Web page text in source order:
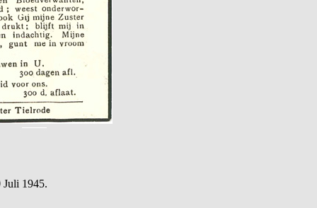
Juli 1945.